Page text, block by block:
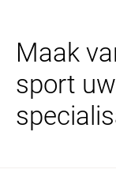
Maak
sport